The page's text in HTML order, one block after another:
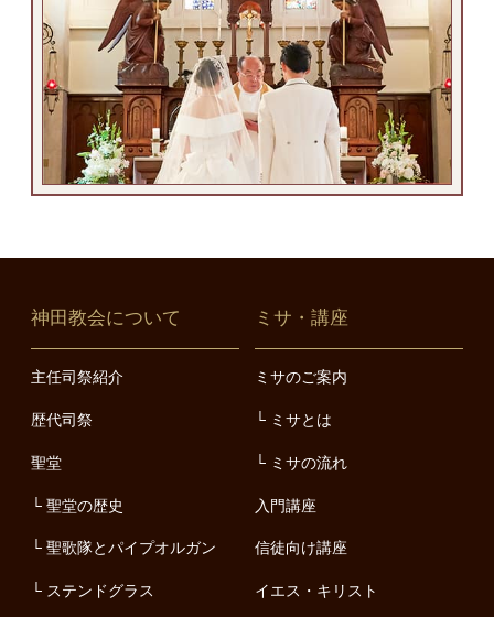
神田教会について
主任司祭紹介
歴代司祭
聖堂
聖堂の歴史
聖歌隊とパイプオルガン
ステンドグラス
ミサ・講座
ミサのご案内
ミサとは
ミサの流れ
入門講座
信徒向け講座
イエス・キリスト